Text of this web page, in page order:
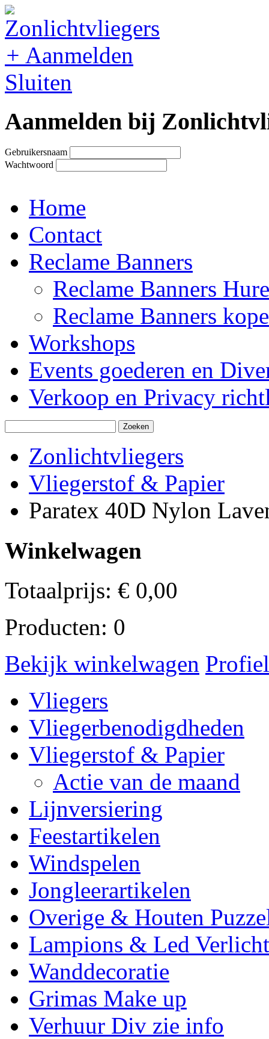
+ Aanmelden
Sluiten
Aanmelden bij
Gebruikersnaam
Wachtwoord
Home
Contact
Reclame Banners
Reclame Banners
Reclame Banners
Workshops
Events goederen en
Verkoop en Privacy
Zonlichtvliegers
Vliegerstof & Papier
Paratex 40D Nylon
Winkelwagen
Totaalprijs: € 0,00
Producten: 0
Bekijk winkelwagen Profiel
Vliegers
Vliegerbenodigdheden
Vliegerstof & Papier
Actie van de maand
Lijnversiering
Feestartikelen
Windspelen
Jongleerartikelen
Overige & Houten
Lampions & Led
Wanddecoratie
Grimas Make up
Verhuur Div zie info